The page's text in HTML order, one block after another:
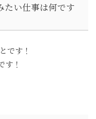
たい仕事は何です
です！
す！